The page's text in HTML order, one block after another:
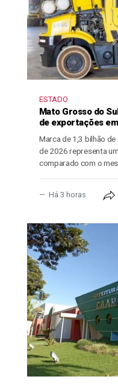
ESTADO
Mato Grosso do
de exportações
Marca de 1,3 bilhão
de 2026 representa
comparado com o
Há 3 horas